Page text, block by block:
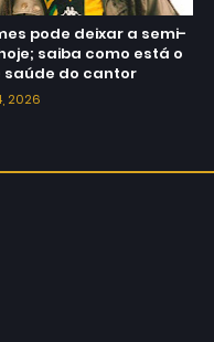
pode deixar a semi-
saiba como está o
saúde do cantor
2026